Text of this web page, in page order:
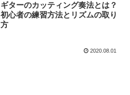
ギターのカッティング奏法とは？
初心者の練習方法とリズムの取り
方
2020.08.01